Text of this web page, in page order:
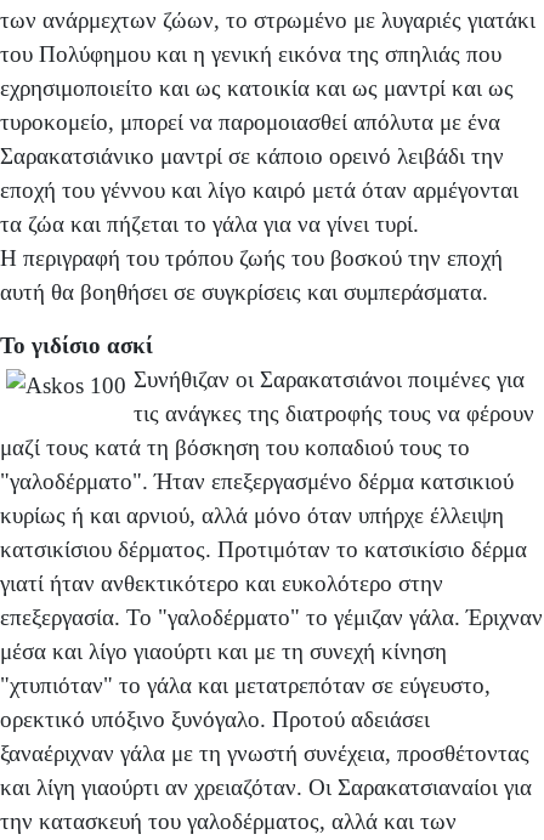
των ανάρμεχτων ζώων, το στρωμένο με λυγαριές γιατάκι
του Πολύφημου και η γενική εικόνα της σπηλιάς που
εχρησιμοποιείτο και ως κατοικία και ως μαντρί και ως
τυροκομείο, μπορεί να παρομοιασθεί απόλυτα με ένα
Σαρακατσιάνικο μαντρί σε κάποιο ορεινό λειβάδι την
εποχή του γέννου και λίγο καιρό μετά όταν αρμέγονται
τα ζώα και πήζεται το γάλα για να γίνει τυρί.
Η περιγραφή του τρόπου ζωής του βοσκού την εποχή
αυτή θα βοηθήσει σε συγκρίσεις και συμπεράσματα.
Το γιδίσιο ασκί
Συνήθιζαν οι Σαρακατσιάνοι ποιμένες για
τις ανάγκες της διατροφής τους να φέρουν
μαζί τους κατά τη βόσκηση του κοπαδιού τους το
"γαλοδέρματο". Ήταν επεξεργασμένο δέρμα κατσικιού
κυρίως ή και αρνιού, αλλά μόνο όταν υπήρχε έλλειψη
κατσικίσιου δέρματος. Προτιμόταν το κατσικίσιο δέρμα
γιατί ήταν ανθεκτικότερο και ευκολότερο στην
επεξεργασία. Το "γαλοδέρματο" το γέμιζαν γάλα. Έριχναν
μέσα και λίγο γιαούρτι και με τη συνεχή κίνηση
"χτυπιόταν" το γάλα και μετατρεπόταν σε εύγευστο,
ορεκτικό υπόξινο ξυνόγαλο. Προτού αδειάσει
ξαναέριχναν γάλα με τη γνωστή συνέχεια, προσθέτοντας
και λίγη γιαούρτι αν χρειαζόταν. Οι Σαρακατσιαναίοι για
την κατασκευή του γαλοδέρματος, αλλά και των